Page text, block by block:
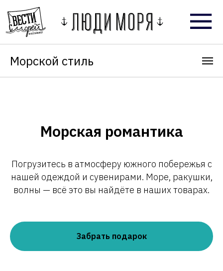
Морской стиль
Морская романтика
Погрузитесь в атмосферу южного побережья с
нашей одеждой и сувенирами. Море, ракушки,
волны — всё это вы найдёте в наших товарах.
Забрать подарок